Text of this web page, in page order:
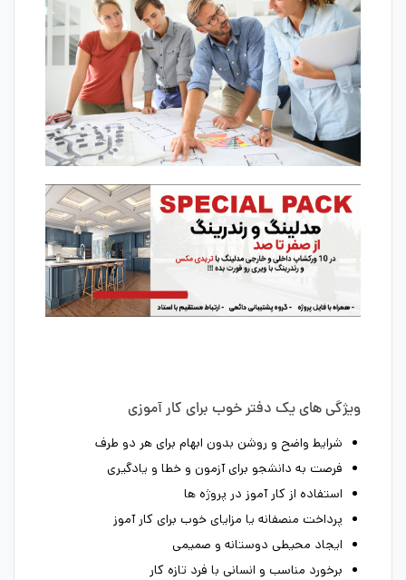
ویژگی های یک دفتر خوب برای کار آموزی
شرایط واضح و روشن بدون ابهام برای هر دو طرف
فرصت به دانشجو برای آزمون و خطا و یادگیری
استفاده از کار آموز در پروژه ها
پرداخت منصفانه یا مزایای خوب برای کار آموز
ایجاد محیطی دوستانه و صمیمی
برخورد مناسب و انسانی با فرد تازه کار